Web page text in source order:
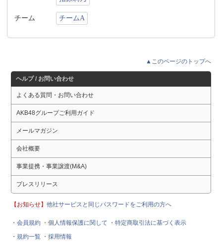
チーム チームA
▲このページのトップへ
ヘルプ / お問い合わせ
よくある質問・お問い合わせ
AKB48グループご利用ガイド
メールマガジン
会社概要
事業提携・事業譲渡(M&A)
プレスリリース
【お知らせ】他社サービスと同じパスワードをご利用の方へ
・会員規約 ・個人情報保護に関して
・特定商取引法に基づく表示
・規約一覧 ・採用情報